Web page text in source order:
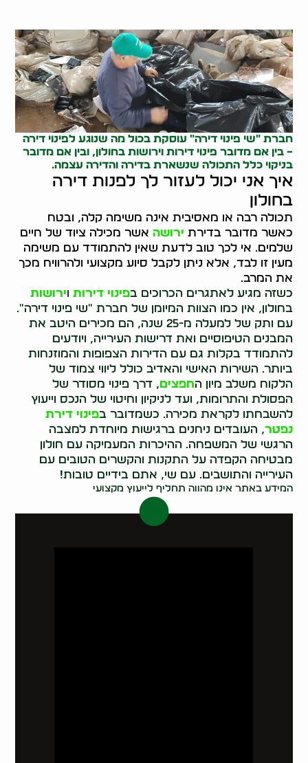
חברת "שי פינוי דירה" עוסקת בכול מה שנוגע לפינוי דירה
– בין אם מדובר פינוי דירות וירושות בחולון, ובין אם מדובר
בניקוי כלל התכולה שנשארת בדירה והדירה עצמה.
איך אני יכול לעזור לך לפנות דירה
בחולון
תכולה רבה או מאסיבית אינה משימה קלה, ובטח
כאשר מדובר בדירת ירושה אשר מכילה ציוד של חיים
שלמים. אי לכך טוב לדעת שאין להתמודד עם משימה
מעין זו לבד, אלא ניתן לקבל סיוע מקצועי ולהרוויח מכך
את המרב.
כשזה מגיע לאתגרים הכרוכים בפינוי דירות וירושות
בחולון, אין כמו הצוות המיומן של חברת "שי פינוי דירה".
עם ותק של למעלה מ-25 שנה, הם מכירים היטב את
המבנים הטיפוסיים ואת דרישות העירייה, ויודעים
להתמודד בקלות גם עם הדירות הצפופות והמוזנחות
ביותר. השירות האישי והאדיב כולל ליווי צמוד של
הלקוח משלב מיון החפצים, דרך פינוי מסודר של
הפסולת והתרומות, ועד לניקיון וחיטוי של הנכס וייעוץ
להשבחתו לקראת מכירה. כשמדובר בפינוי דירת
נפטר, העובדים ניחנים ברגישות מיוחדת למצבה
הרגשי של המשפחה. ההיכרות המעמיקה עם חולון
מבטיחה הקפדה על התקנות והקשרים הטובים עם
העירייה והתושבים. עם שי, אתם בידיים טובות!
המידע באתר אינו מהווה תחליף לייעוץ מקצועי